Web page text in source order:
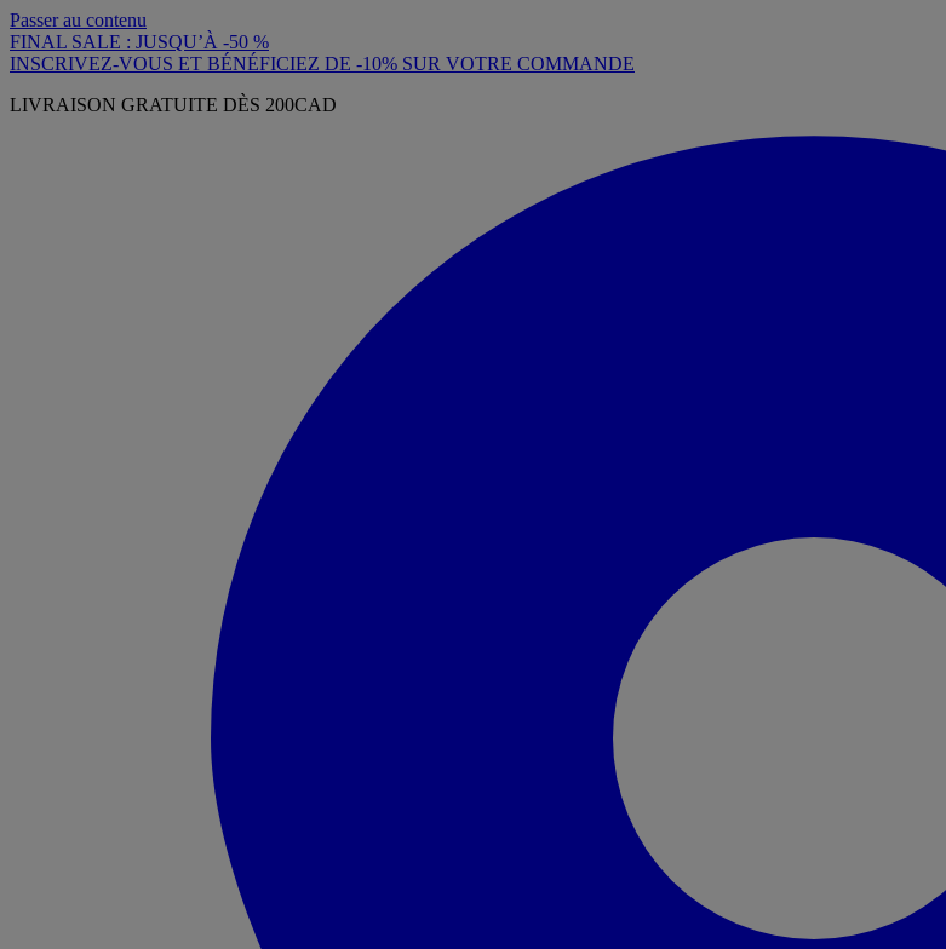
Passer au contenu
FINAL SALE : JUSQU’À -50 %
INSCRIVEZ-VOUS ET BÉNÉFICIEZ DE -10% SUR VOTRE COMMANDE
LIVRAISON GRATUITE DÈS 200CAD